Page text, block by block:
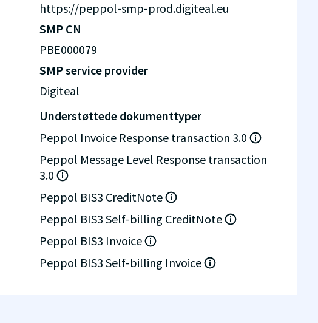
https://peppol-smp-prod.digiteal.eu
SMP CN
PBE000079
SMP service provider
Digiteal
Understøttede dokumenttyper
Peppol Invoice Response transaction 3.0
Peppol Message Level Response transaction
3.0
Peppol BIS3 CreditNote
Peppol BIS3 Self-billing CreditNote
Peppol BIS3 Invoice
Peppol BIS3 Self-billing Invoice